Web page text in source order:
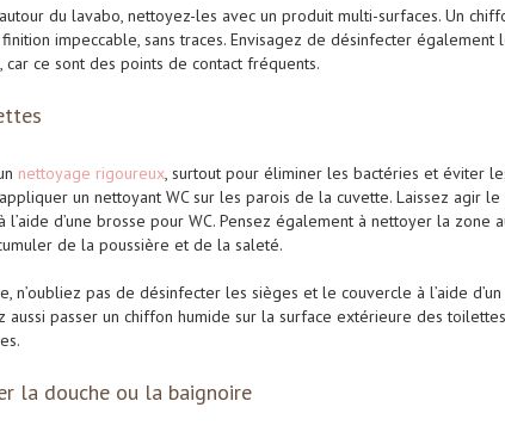
du lavabo, nettoyez-les avec un produit multi-surfaces. Un
impeccable, sans traces. Envisagez de désinfecter également
ce sont des points de contact fréquents.
nettoyage rigoureux, surtout pour éliminer les bactéries et éviter
un nettoyant WC sur les parois de la cuvette. Laissez agir
d’une brosse pour WC. Pensez également à nettoyer la zone
de la poussière et de la saleté.
n’oubliez pas de désinfecter les sièges et le couvercle à l’aide d’un
aussi passer un chiffon humide sur la surface extérieure des
la douche ou la baignoire